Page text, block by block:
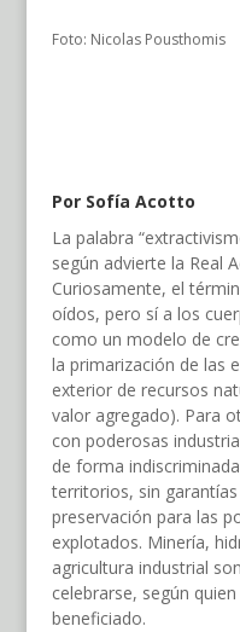
Foto: Nicolas Pousthomis
Por Sofía Acotto
La palabra
según advierte la Real
Curiosamente, el
oídos, pero sí a los
como un modelo de
la primarización de las
exterior de recursos
valor agregado). Para
con poderosas
de forma
territorios, sin
preservación para las
explotados. Minería,
agricultura industrial
celebrarse, según
beneficiado.